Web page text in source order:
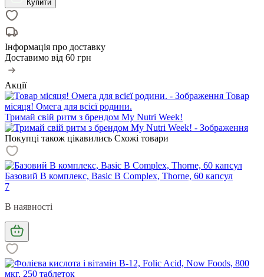
Купити
Інформація про доставку
Доставимо від 60 грн
Акції
Товар
місяця! Омега для всієї родини.
Тримай свій ритм з брендом My Nutri Week!
Покупці також цікавились Схожі товари
Базовий В комплекс, Basic B Complex, Thorne, 60 капсул
7
В наявності